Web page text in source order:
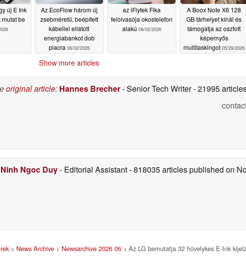
új E Ink
mutat be
Az EcoFlow három új
zsebméretű, beépített
kábellel ellátott
energiabankot dob
piacra 06/02/2026
az iFlytek Fika
felolvasója okostelefon
alakú 06/02/2026
A Boox Note X6 128
GB tárhelyet kínál és
támogatja az osztott
képernyős
multitaskingot 05/29/2026
Show more articles
original article: Hannes Brecher- Senior Tech Writer- 21995
Ninh Ngoc Duy- Editorial Assistant- 818035 articles published on
> News Archive > Newsarchive 2026 06 > Az LG bemutatja 32 hüvelykes E-Ink